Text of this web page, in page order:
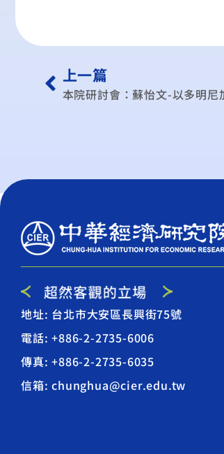
上一篇
地址: 台北市大安區長興街75號
電話: +886-2-2735-6006
傳真: +886-2-2735-6035
信箱: chunghua@cier.edu.tw